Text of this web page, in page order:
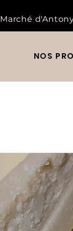
Marché
NOS